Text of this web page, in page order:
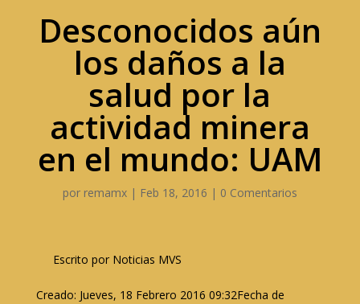
Desconocidos aún
los daños a la
salud por la
actividad minera
en el mundo: UAM
por remamx| Feb 18, 2016 | 0 Comentarios
Escrito por Noticias MVS
Creado: Jueves, 18 Febrero 2016 09:32Fecha de